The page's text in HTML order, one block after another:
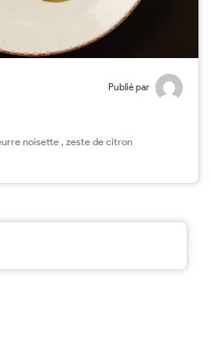
Publié par
noisette , zeste de citron